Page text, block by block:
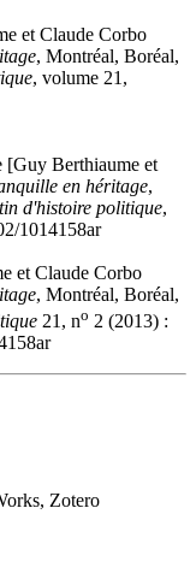
et Claude Corbo
, Montréal, Boréal,
, volume 21,
[Guy Berthiaume et
en héritage,
d'histoire politique,
1014158ar
et Claude Corbo
, Montréal, Boréal,
21, no 2 (2013) :
Zotero